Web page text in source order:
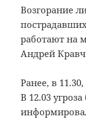
Возгорание
работают на
Андрей
Ранее, в
В 12.03